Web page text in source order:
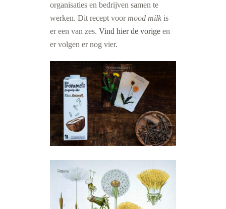
organisaties en bedrijven samen te
werken. Dit recept voormood milk is
er een van zes. Vind hier de vorige en
er volgen er nog vier.